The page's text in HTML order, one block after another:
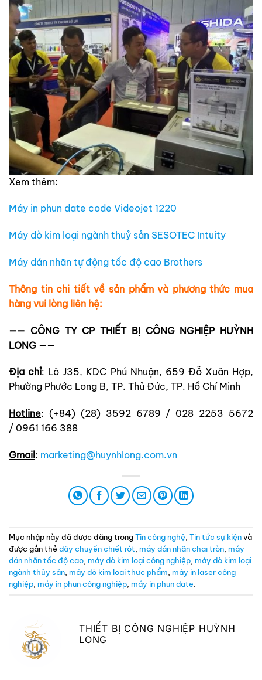
Xem thêm:
Máy in phun date code Videojet 1220
Máy dò kim loại ngành thuỷ sản SESOTEC Intuity
Máy dán nhãn tự động tốc độ cao Brothers
Thông tin chi tiết về sản phẩm và phương thức mua
hàng vui lòng liên hệ:
—— CÔNG TY CP THIẾT BỊ CÔNG NGHIỆP HUỲNH
LONG ——
Địa chỉ: Lô J35, KDC Phú Nhuận, 659 Đỗ Xuân Hợp,
Phường Phước Long B, TP. Thủ Đức, TP. Hồ Chí Minh
Hotline: (+84) (28) 3592 6789 / 028 2253 5672
/ 0961 166 388
Gmail : marketing@huynhlong.com.vn
Mục nhập này đã được đăng trongTin công nghệ, Tin tức sự kiệnvà
được gắn thẻ dây chuyền chiết rót, máy dán nhãn chai tròn, máy
dán nhãn tốc độ cao, máy dò kim loại công nghiệp, máy dò kim loại
ngành thủy sản, máy dò kim loại thực phẩm, máy in laser công
nghiệp, máy in phun công nghiệp, máy in phun date.
THIẾT BỊ CÔNG NGHIỆP HUỲNH
LONG